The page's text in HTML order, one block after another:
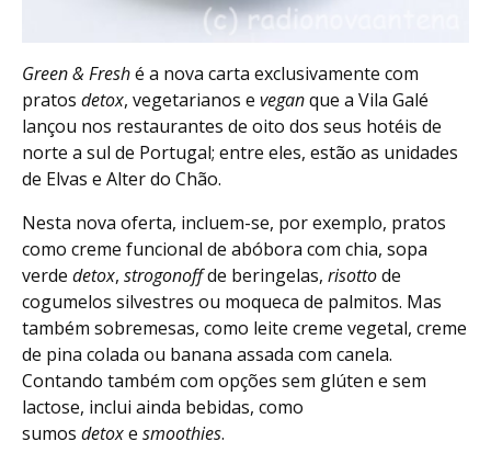
Green & Freshé a nova carta exclusivamente com
pratos detox, vegetarianos e veganque a Vila Galé
lançou nos restaurantes de oito dos seus hotéis de
norte a sul de Portugal; entre eles, estão as unidades
de Elvas e Alter do Chão.
Nesta nova oferta, incluem-se, por exemplo, pratos
como creme funcional de abóbora com chia, sopa
verde detox, strogonoffde beringelas, risottode
cogumelos silvestres ou moqueca de palmitos. Mas
também sobremesas, como leite creme vegetal, creme
de pina colada ou banana assada com canela.
Contando também com opções sem glúten e sem
lactose, inclui ainda bebidas, como
sumos detoxe smoothies.